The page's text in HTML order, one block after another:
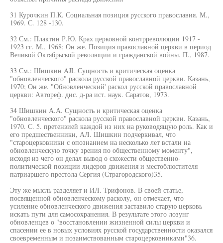
31 Курочкин П.К. Социальная позиция русского православия. М.,
1969. С. 128 -130.
32 См.: Плактин Р.Ю. Крах церковной контрреволюции 1917 -
1923 гг. М., 1968; Он же. Позиция православной церкви в период
Великой Октябрьской революции и гражданской войны. П., 1987.
33 См.: Шишкин AJL Сущность и критическая оценка
"обновленческого" раскола русской православной церкви. Казань,
1970; Он же. "Обновленческий' раскол русской православной
церкви: Автореф. дис. д-ра ист. наук. Саратов, 1973.
34 Шишкин А.А. Сущность и критическая оценка
"обновленческого" раскола русской православной церкви. Казань,
1970. С. 5. претензией каждой из них на руководящую роль. Как и
его предшественники, АЛ. Шишкин подчеркивал, что
"староцерковники с опознанием на несколько лет встали на
обновленческую точку зрения по общественному моменту",
исходя из чего он делал вывод о схожести общественно-
политической позиции лидеров движения и местоблюстителя
патриаршего престола Сергия (Страгородского)35.
Эту же мысль разделяет и ИЛ. Трифонов. В своей статье,
посвященной обновленческому расколу, он отмечает, что
усиление обновленческого движения заставило старую церковь
искать пути для самосохранения. В результате этого лозунг
обновленцев о "восстановлении жизненной силы церкви и
спасении ее в новых условиях русской государственности оказался
своевременным и позаимствованным староцерковниками"36.